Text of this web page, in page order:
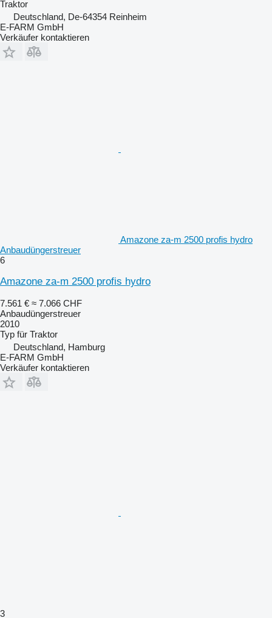
Traktor
Deutschland, De-64354 Reinheim
E-FARM GmbH
Verkäufer kontaktieren
Amazone za-m 2500 profis hydro
Anbaudüngerstreuer
6
Amazone za-m 2500 profis hydro
7.561 € ≈ 7.066 CHF
Anbaudüngerstreuer
2010
Typ für Traktor
Deutschland, Hamburg
E-FARM GmbH
Verkäufer kontaktieren
3